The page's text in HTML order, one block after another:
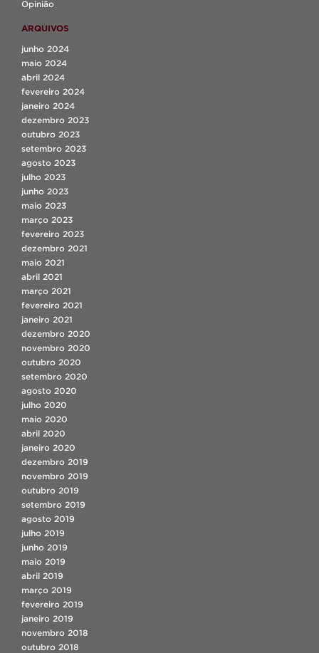
Opinião
ARQUIVOS
junho 2024
maio 2024
abril 2024
fevereiro 2024
janeiro 2024
dezembro 2023
outubro 2023
setembro 2023
agosto 2023
julho 2023
junho 2023
maio 2023
março 2023
fevereiro 2023
dezembro 2021
maio 2021
abril 2021
março 2021
fevereiro 2021
janeiro 2021
dezembro 2020
novembro 2020
outubro 2020
setembro 2020
agosto 2020
julho 2020
maio 2020
abril 2020
janeiro 2020
dezembro 2019
novembro 2019
outubro 2019
setembro 2019
agosto 2019
julho 2019
junho 2019
maio 2019
abril 2019
março 2019
fevereiro 2019
janeiro 2019
novembro 2018
outubro 2018